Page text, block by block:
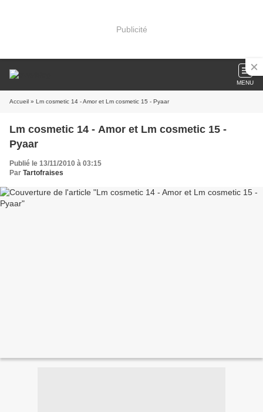
Publicité
MENU
Accueil » Lm cosmetic 14 - Amor et Lm cosmetic 15 - Pyaar
Lm cosmetic 14 - Amor et Lm cosmetic 15 -
Pyaar
Publié le 13/11/2010 à 03:15
Par Tartofraises